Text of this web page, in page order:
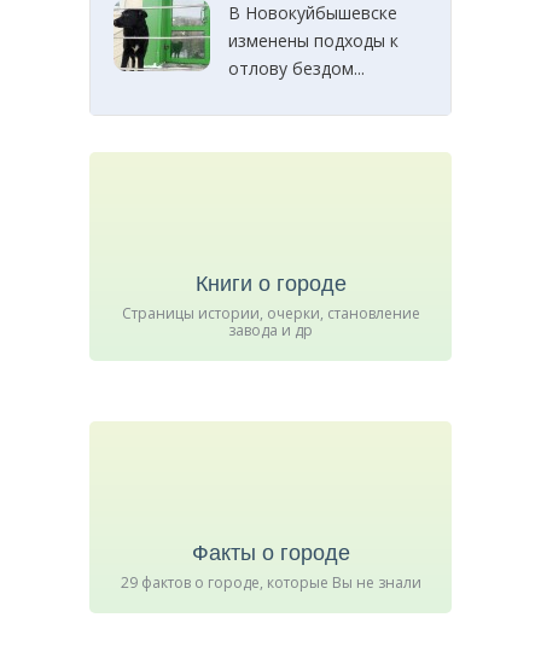
В Новокуйбышевске
изменены подходы к
отлову бездом...
Книги о городе
Страницы истории, очерки, становление
завода и др
Факты о городе
29 фактов о городе, которые Вы не знали